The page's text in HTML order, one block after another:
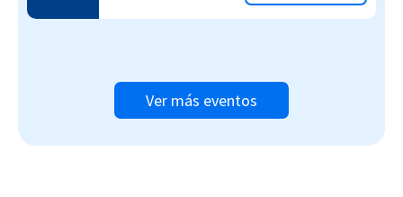
Ver más eventos